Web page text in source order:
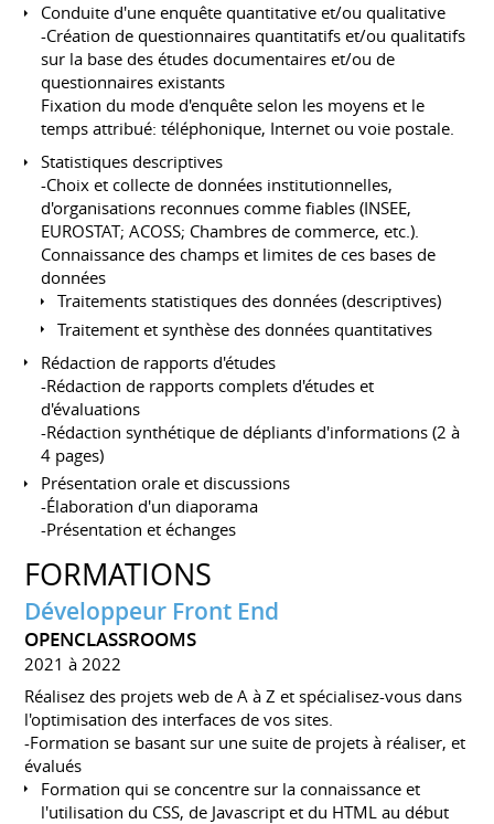
Conduite d'une enquête quantitative et/ou qualitative
-Création de questionnaires quantitatifs et/ou qualitatifs
sur la base des études documentaires et/ou de
questionnaires existants
Fixation du mode d'enquête selon les moyens et le
temps attribué: téléphonique, Internet ou voie postale.
Statistiques descriptives
-Choix et collecte de données institutionnelles,
d'organisations reconnues comme fiables (INSEE,
EUROSTAT; ACOSS; Chambres de commerce, etc.).
Connaissance des champs et limites de ces bases de
données
Traitements statistiques des données (descriptives)
Traitement et synthèse des données quantitatives
Rédaction de rapports d'études
-Rédaction de rapports complets d'études et
d'évaluations
-Rédaction synthétique de dépliants d'informations (2 à
4 pages)
Présentation orale et discussions
-Élaboration d'un diaporama
-Présentation et échanges
FORMATIONS
Développeur Front End
OPENCLASSROOMS
2021 à 2022
Réalisez des projets web de A à Z et spécialisez-vous dans
l'optimisation des interfaces de vos sites.
-Formation se basant sur une suite de projets à réaliser, et
évalués
Formation qui se concentre sur la connaissance et
l'utilisation du CSS, de Javascript et du HTML au début